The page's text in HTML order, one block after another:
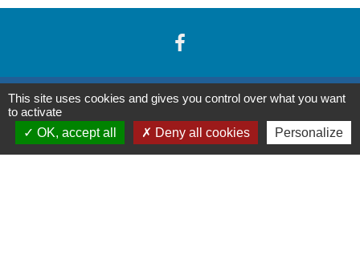
Contacts
Commune de Pers-en-Gâtinais
This site uses cookies and gives you control over what you want
to activate
OK, accept all
Deny all cookies Personalize